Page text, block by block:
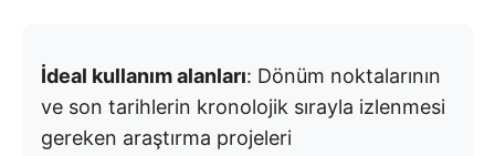
İdeal kullanım alanları: Dönüm noktalarının
ve son tarihlerin kronolojik sırayla izlenmesi
gereken araştırma projeleri